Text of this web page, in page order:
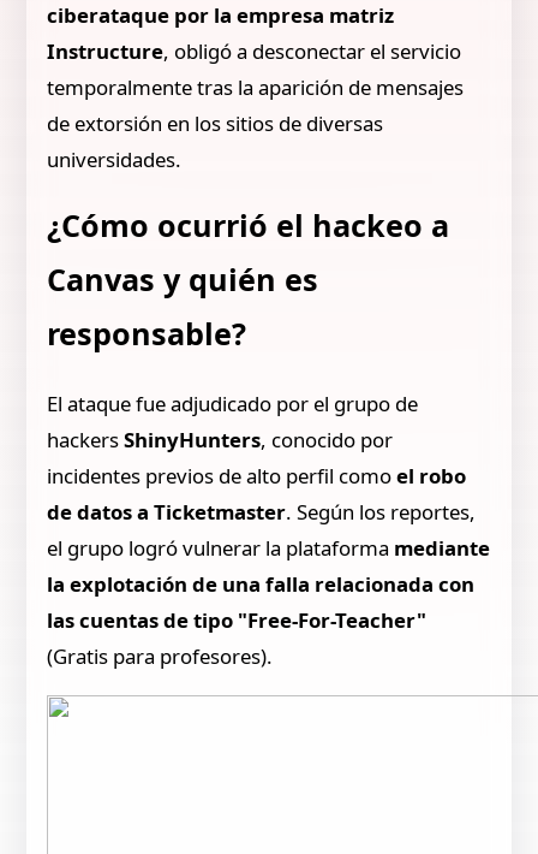
ciberataque por la empresa matriz
Instructure, obligó a desconectar el servicio
temporalmente tras la aparición de mensajes
de extorsión en los sitios de diversas
universidades.
¿Cómo ocurrió el hackeo a
Canvas y quién es
responsable?
El ataque fue adjudicado por el grupo de
hackersShinyHunters, conocido por
incidentes previos de alto perfil comoel robo
de datos a Ticketmaster. Según los reportes,
el grupo logró vulnerar la plataforma mediante
la explotación de una falla relacionada con
las cuentas de tipo "Free-For-Teacher"
(Gratis para profesores).